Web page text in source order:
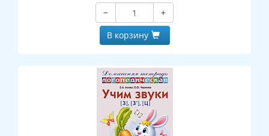
−
+
В корзину